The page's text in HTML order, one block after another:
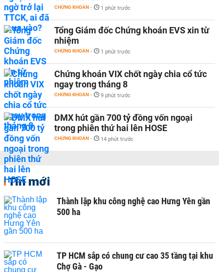
CHỨNG KHOÁN - 1 phút trước
Tổng Giám đốc Chứng khoán EVS xin từ
nhiệm
CHỨNG KHOÁN - 1 phút trước
Chứng khoán VIX chốt ngày chia cổ tức
ngay trong tháng 8
CHỨNG KHOÁN - 9 phút trước
DMX hút gần 700 tỷ đồng vốn ngoại
trong phiên thứ hai lên HOSE
CHỨNG KHOÁN - 14 phút trước
Tin mới
Thành lập khu công nghệ cao Hưng Yên gần
500 ha
TP HCM sắp có chung cư cao 35 tầng tại khu
Chợ Gà - Gạo